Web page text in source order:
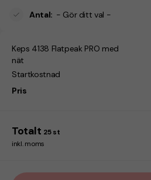
Antal: - Gör ditt val -
Keps 4138 Flatpeak PRO med
nät
Startkostnad
Pris
Totalt 25 st
inkl. moms